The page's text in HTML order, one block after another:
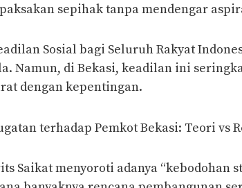
sepihak tanpa mendengar
Sosial bagi Seluruh Rakyat
Namun, di Bekasi, keadilan ini
dengan kepentingan.
terhadap Pemkot Bekasi: Teori vs
Saikat menyoroti adanya “kebodohan